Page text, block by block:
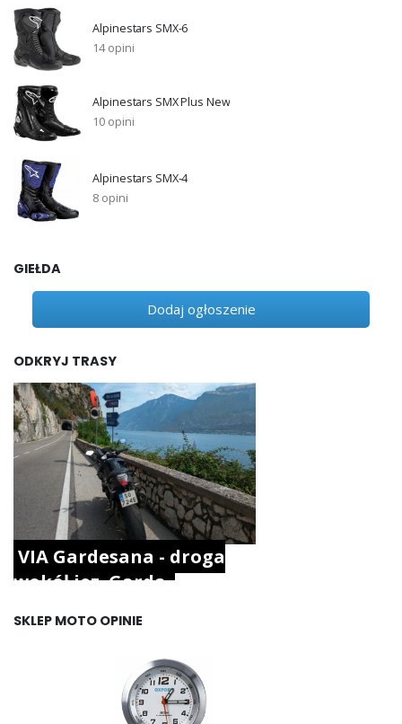
Alpinestars SMX-6
14 opini
Alpinestars SMX Plus New
10 opini
Alpinestars SMX-4
8 opini
GIEŁDA
Dodaj ogłoszenie
ODKRYJ TRASY
VIA Gardesana - droga
wokół jez. Garda.
SKLEP MOTO OPINIE